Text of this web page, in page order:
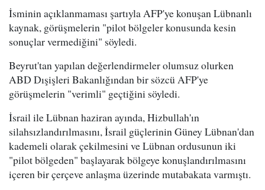
İsminin açıklanmaması şartıyla AFP'ye konuşan Lübnanlı
kaynak, görüşmelerin "pilot bölgeler konusunda kesin
sonuçlar vermediğini" söyledi.
Beyrut'tan yapılan değerlendirmeler olumsuz olurken
ABD Dışişleri Bakanlığından bir sözcü AFP'ye
görüşmelerin "verimli" geçtiğini söyledi.
İsrail ile Lübnan haziran ayında, Hizbullah'ın
silahsızlandırılmasını, İsrail güçlerinin Güney Lübnan'dan
kademeli olarak çekilmesini ve Lübnan ordusunun iki
"pilot bölgeden" başlayarak bölgeye konuşlandırılmasını
içeren bir çerçeve anlaşma üzerinde mutabakata varmıştı.